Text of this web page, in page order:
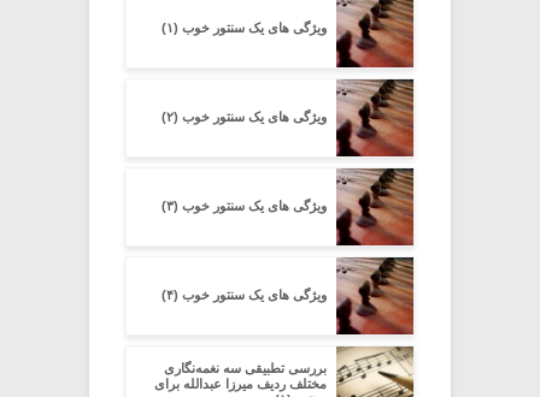
ویژگی های یک سنتور خوب (۱)
ویژگی های یک سنتور خوب (۲)
ویژگی های یک سنتور خوب (۳)
ویژگی های یک سنتور خوب (۴)
بررسی تطبیقی سه نغمه‌نگاری
مختلف ردیف میرزا عبدالله برای